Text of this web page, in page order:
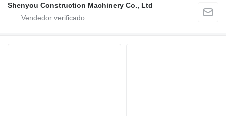
Shenyou Construction Machinery Co., Ltd